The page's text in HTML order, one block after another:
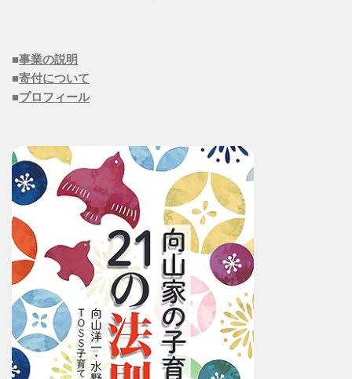
■事業の説明
■寄付について
■プロフィール